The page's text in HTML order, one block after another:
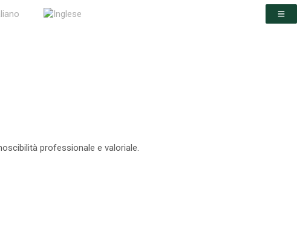
professionale e valoriale.